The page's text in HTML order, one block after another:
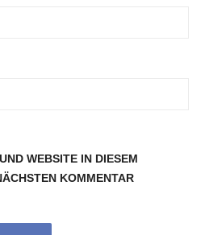
WEBSITE IN DIESEM
KOMMENTAR